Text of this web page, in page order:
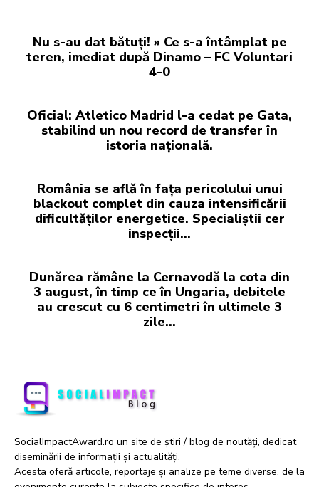
Nu s-au dat bătuți! » Ce s-a întâmplat pe
teren, imediat după Dinamo – FC Voluntari
4-0
Oficial: Atletico Madrid l-a cedat pe Gata,
stabilind un nou record de transfer în
istoria națională.
România se află în fața pericolului unui
blackout complet din cauza intensificării
dificultăților energetice. Specialiștii cer
inspecții…
Dunărea rămâne la Cernavodă la cota din
3 august, în timp ce în Ungaria, debitele
au crescut cu 6 centimetri în ultimele 3
zile...
SocialImpactAward.ro un site de știri / blog de noutăți, dedicat
diseminării de informații și actualități.
Acesta oferă articole, reportaje și analize pe teme diverse, de la